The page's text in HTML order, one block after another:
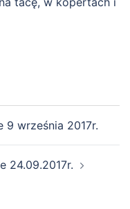
9 września 2017r.
24.09.2017r.